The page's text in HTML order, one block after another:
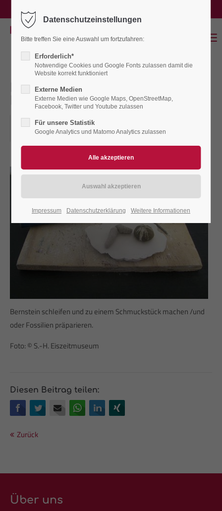
Login
Benutzername
Passwort
Register|Lost your password?
Support
Lorem ipsum dolor sit amet:
24h/ 365days
We offer support for our customers
Get in touch
San Francisco, CA 94102
Have any questions?
Lorem ipsum dolor sit amet, consectetuer adipiscing elit.
service@binnenland-waterkant.de
EISZEITWERKSTATT-
Lütjenburg
20.09.2026, 11.00–16.00
ORT: LÜTJENBURG, NIENTHAL 7, S.-H. EISZEITMUSEUM
Bernstein schleifen und zu einem Schmuckstück machen /und
oder Fossilien präparieren.
Foto: © S.-H. Eiszeitmuseum
Diesen Beitrag teilen:
FacebookTwitter E-mail WhatsAppLinkedIn
Zurück
Über uns
Datenschutzeinstellungen
Bitte treffen Sie eine Auswahl um fortzufahren:
Erforderlich*
Notwendige Cookies und Google Fonts zulassen damit die
Website korrekt funktioniert
Externe Medien
Externe Medien wie Google Maps, OpenStreetMap,
Facebook, Twitter und Youtube zulassen
Für unsere Statistik
Google Analytics und Matomo Analytics zulassen
Impressum Datenschutzerklärung Weitere Informationen